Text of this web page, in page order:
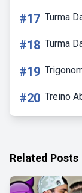
#17 Turma
#18 Turma
#19
#20 Treino
Related Posts